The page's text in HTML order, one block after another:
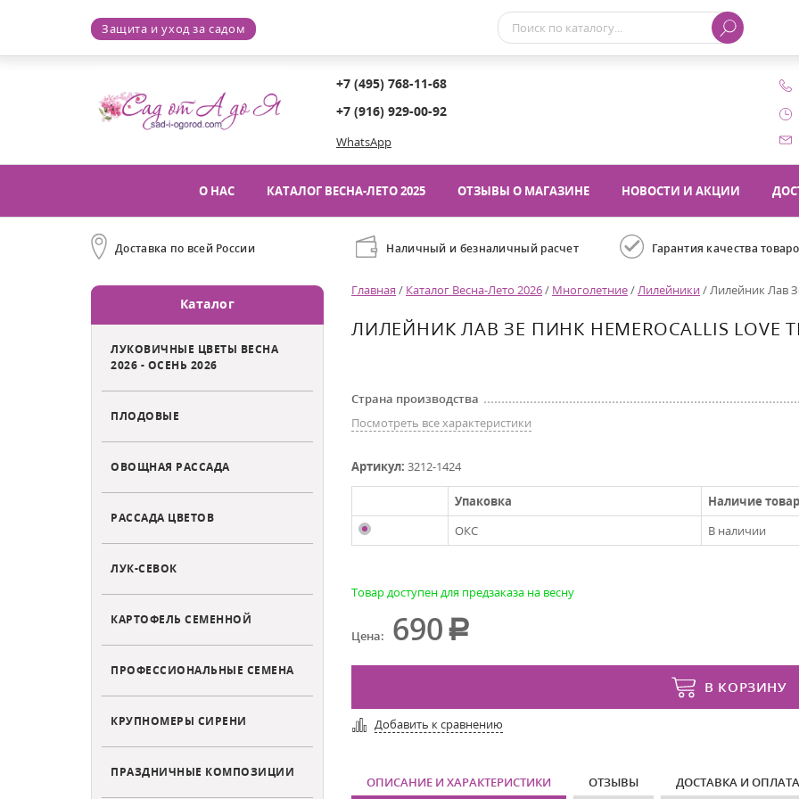
Защита и уход за садом
+7 (495) 768-11-68
+7 (916) 929-00-92
WhatsApp
О НАС КАТАЛОГ ВЕСНА-ЛЕТО 2025 ОТЗЫВЫ О МАГАЗИНЕ НОВОСТИ И АКЦИИ
Доставка по всей России Наличный и безналичный расчет Гарантия качества
Каталог
ЛУКОВИЧНЫЕ ЦВЕТЫ ВЕСНА
2026 - ОСЕНЬ 2026
ПЛОДОВЫЕ
ОВОЩНАЯ РАССАДА
РАССАДА ЦВЕТОВ
ЛУК-СЕВОК
КАРТОФЕЛЬ СЕМЕННОЙ
ПРОФЕССИОНАЛЬНЫЕ СЕМЕНА
КРУПНОМЕРЫ СИРЕНИ
ПРАЗДНИЧНЫЕ КОМПОЗИЦИИ
Главная / Каталог Весна-Лето 2026/ Многолетние/Лилейники/Лилейник Лав
ЛИЛЕЙНИК ЛАВ ЗЕ ПИНК HEMEROCALLIS LOVE
Страна производства
Посмотреть все характеристики
Артикул: 3212-1424
Упаковка
Наличие
ОКС
В наличии
Товар доступен для предзаказа на весну
Цена: 690
В КОРЗИНУ
Добавить к сравнению
ОПИСАНИЕ И ХАРАКТЕРИСТИКИ ОТЗЫВЫ ДОСТАВКА И ОПЛАТА